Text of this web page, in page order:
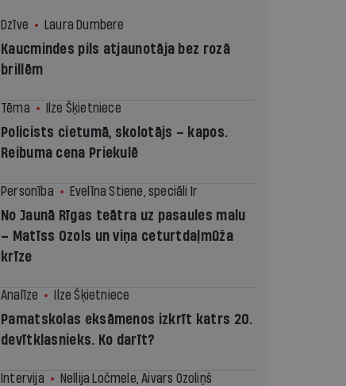
Dzīve Laura Dumbere
Kaucmindes pils atjaunotāja bez rozā
brillēm
Tēma Ilze Šķietniece
Policists cietumā, skolotājs – kapos.
Reibuma cena Priekulē
Personība Evelīna Stiene, speciāli Ir
No Jaunā Rīgas teātra uz pasaules malu
– Matīss Ozols un viņa ceturtdaļmūža
krīze
Analīze Ilze Šķietniece
Pamatskolas eksāmenos izkrīt katrs 20.
devītklasnieks. Ko darīt?
Intervija Nellija Ločmele, Aivars Ozoliņš